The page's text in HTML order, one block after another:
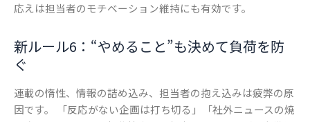
応えは担当者のモチベーション維持にも有効です。
新ルール6：“やめること”も決めて負荷を防
ぐ
連載の惰性、情報の詰め込み、担当者の抱え込みは疲弊の原
因です。 「反応がない企画は打ち切る」「社外ニュースの焼